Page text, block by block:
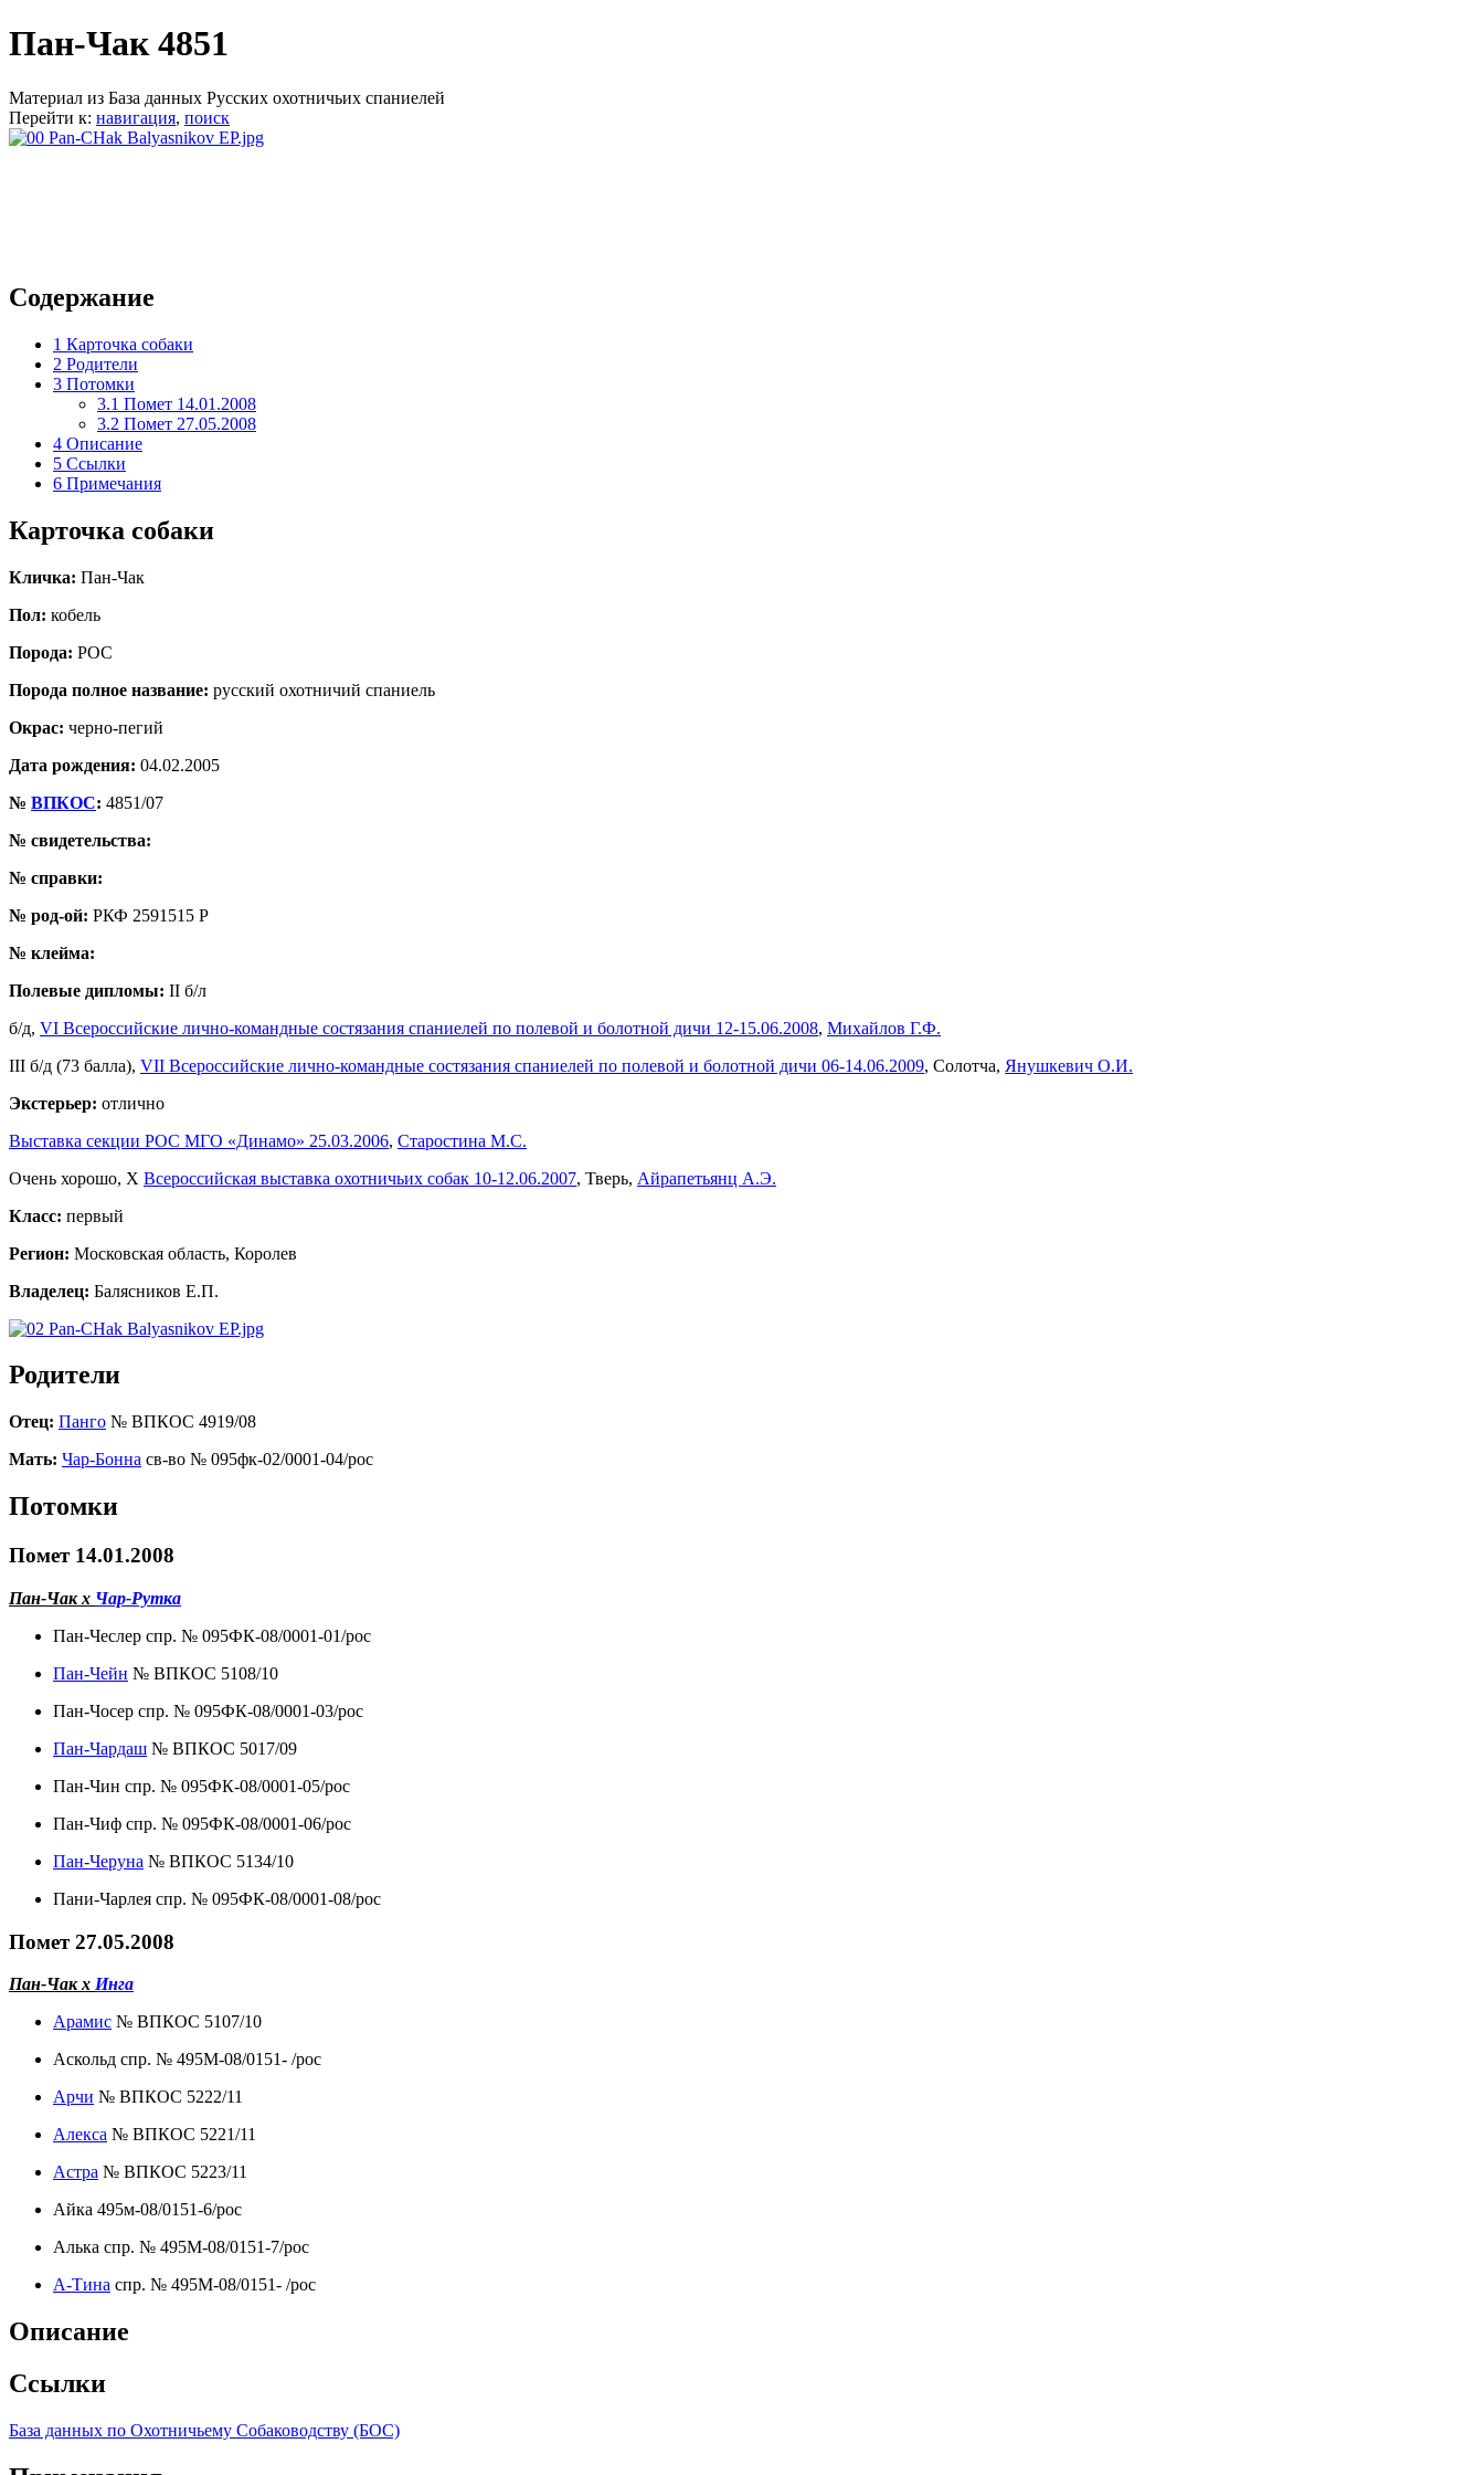
Пан-Чак 4851
Материал из База данных Русских охотничьих спаниелей
Перейти к: навигация, поиск
Содержание
1 Карточка собаки
2 Родители
3 Потомки
3.1 Помет 14.01.2008
3.2 Помет 27.05.2008
4 Описание
5 Ссылки
6 Примечания
Карточка собаки
Кличка: Пан-Чак
Пол: кобель
Порода: РОС
Порода полное название: русский охотничий спаниель
Окрас: черно-пегий
Дата рождения: 04.02.2005
№ ВПКОС: 4851/07
№ свидетельства:
№ справки:
№ род-ой: РКФ 2591515 Р
№ клейма:
Полевые дипломы: II б/л
б/д, VI Всероссийские лично-командные состязания спаниелей по полевой и болотной дичи 12-15.06.2008, Михайлов Г.Ф.
III б/д (73 балла), VII Всероссийские лично-командные состязания спаниелей по полевой и болотной дичи 06-14.06.2009, Солотча, Янушкевич О.И.
Экстерьер: отлично
Выставка секции РОС МГО «Динамо» 25.03.2006, Старостина М.С.
Очень хорошо, X Всероссийская выставка охотничьих собак 10-12.06.2007, Тверь, Айрапетьянц А.Э.
Класс: первый
Регион: Московская область, Королев
Владелец: Балясников Е.П.
Родители
Отец: Панго № ВПКОС 4919/08
Мать: Чар-Бонна св-во № 095фк-02/0001-04/рос
Потомки
Помет 14.01.2008
Пан-Чак х Чар-Рутка
Пан-Чеслер спр. № 095ФК-08/0001-01/рос
Пан-Чейн № ВПКОС 5108/10
Пан-Чосер спр. № 095ФК-08/0001-03/рос
Пан-Чардаш № ВПКОС 5017/09
Пан-Чин спр. № 095ФК-08/0001-05/рос
Пан-Чиф спр. № 095ФК-08/0001-06/рос
Пан-Черуна № ВПКОС 5134/10
Пани-Чарлея спр. № 095ФК-08/0001-08/рос
Помет 27.05.2008
Пан-Чак х Инга
Арамис № ВПКОС 5107/10
Аскольд спр. № 495М-08/0151- /рос
Арчи № ВПКОС 5222/11
Алекса № ВПКОС 5221/11
Астра № ВПКОС 5223/11
Айка 495м-08/0151-6/рос
Алька спр. № 495М-08/0151-7/рос
А-Тина спр. № 495М-08/0151- /рос
Описание
Ссылки
База данных по Охотничьему Собаководству (БОС)